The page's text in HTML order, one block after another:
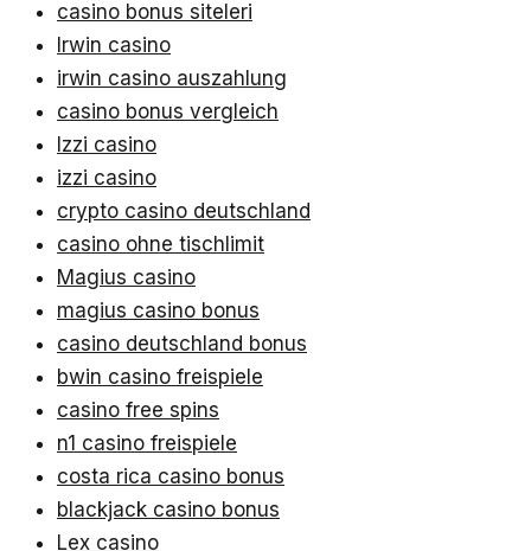
casino bonus siteleri
Irwin casino
irwin casino auszahlung
casino bonus vergleich
Izzi casino
izzi casino
crypto casino deutschland
casino ohne tischlimit
Magius casino
magius casino bonus
casino deutschland bonus
bwin casino freispiele
casino free spins
n1 casino freispiele
costa rica casino bonus
blackjack casino bonus
Lex casino